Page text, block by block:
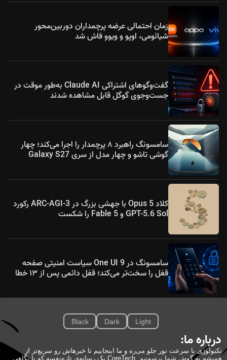
زمان احتمالی عرضه پرچمداران دوربین‌محور
شیائومی، اوپو و ویوو فاش شد
گفت‌وگوهای اشتراکی Claude AI به‌طور موقت در
جست‌وجوی گوگل قابل مشاهده شدند
سامسونگ راهبرد ۸ پرچمدار را اجرا می‌کند؛ چهار
گوشی تاشو و چهار مدل از سری Galaxy S27
کلاد Opus 5 با جهشی بزرگ در ARC-AGI-3 رکورد
GPT-5.6 Sol و Fable 5 را شکست
سامسونگ در One UI 9 سیاست امنیتی صفحه
قفل را سخت‌تر می‌کند؛ قفل دائمی پس از ۱۳ خطا
Light
Dark
Black
درباره ما:
تکنولوژی با سرعت نور جلو می‌ره و ما اینجاییم تا خبرهاش رو سریع‌تر از
همیشه به گوش شما برسونیم. CoreTech یک رسانه‌ی تازه‌نفسه که با نگاهی